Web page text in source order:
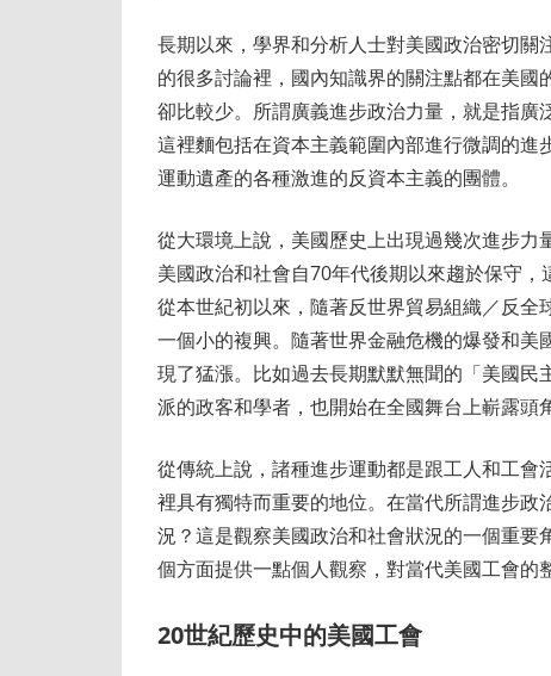
長期以來，學界和分析人士對美國政治密切
的很多討論裡，國內知識界的關注點都在美
卻比較少。所謂廣義進步政治力量，就是指廣
這裡麵包括在資本主義範圍內部進行微調的
運動遺產的各種激進的反資本主義的團體。
從大環境上說，美國歷史上出現過幾次進步
美國政治和社會自70年代後期以來趨於保守
從本世紀初以來，隨著反世界貿易組織／反
一個小的複興。隨著世界金融危機的爆發和
現了猛漲。比如過去長期默默無聞的「美國
派的政客和學者，也開始在全國舞台上嶄露頭角
從傳統上說，諸種進步運動都是跟工人和工
裡具有獨特而重要的地位。在當代所謂進步
況？這是觀察美國政治和社會狀況的一個重
個方面提供一點個人觀察，對當代美國工會的
20世紀歷史中的美國工會